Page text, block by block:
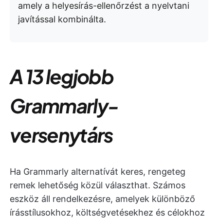
amely a helyesírás-ellenőrzést a nyelvtani
javítással kombinálta.
A 13 legjobb
Grammarly-
versenytárs
Ha Grammarly alternatívát keres, rengeteg
remek lehetőség közül választhat. Számos
eszköz áll rendelkezésre, amelyek különböző
írásstílusokhoz, költségvetésekhez és célokhoz